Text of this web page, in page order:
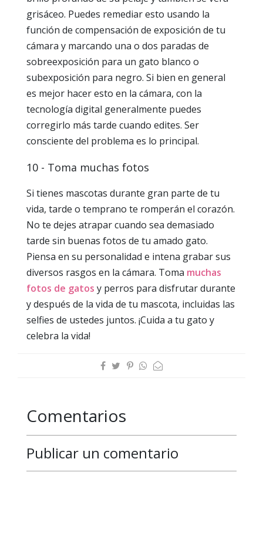
grisáceo. Puedes remediar esto usando la
función de compensación de exposición de tu
cámara y marcando una o dos paradas de
sobreexposición para un gato blanco o
subexposición para negro. Si bien en general
es mejor hacer esto en la cámara, con la
tecnología digital generalmente puedes
corregirlo más tarde cuando edites. Ser
consciente del problema es lo principal.
10 - Toma muchas fotos
Si tienes mascotas durante gran parte de tu
vida, tarde o temprano te romperán el corazón.
No te dejes atrapar cuando sea demasiado
tarde sin buenas fotos de tu amado gato.
Piensa en su personalidad e intena grabar sus
diversos rasgos en la cámara. Toma muchas
fotos de gatos y perros para disfrutar durante
y después de la vida de tu mascota, incluidas las
selfies de ustedes juntos. ¡Cuida a tu gato y
celebra la vida!
Comentarios
Publicar un comentario